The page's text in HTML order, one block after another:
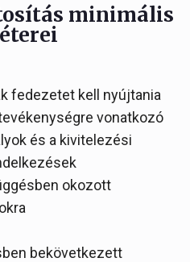
minimális
fedezetet kell nyújtania
vonatkozó
és a kivitelezési
okozott
bekövetkezett